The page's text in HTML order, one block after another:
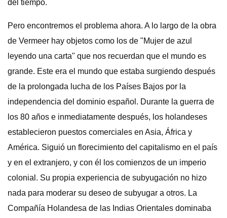
del tiempo.
Pero encontremos el problema ahora. A lo largo de la obra
de Vermeer hay objetos como los de "Mujer de azul
leyendo una carta" que nos recuerdan que el mundo es
grande. Este era el mundo que estaba surgiendo después
de la prolongada lucha de los Países Bajos por la
independencia del dominio español. Durante la guerra de
los 80 años e inmediatamente después, los holandeses
establecieron puestos comerciales en Asia, África y
América. Siguió un florecimiento del capitalismo en el país
y en el extranjero, y con él los comienzos de un imperio
colonial. Su propia experiencia de subyugación no hizo
nada para moderar su deseo de subyugar a otros. La
Compañía Holandesa de las Indias Orientales dominaba